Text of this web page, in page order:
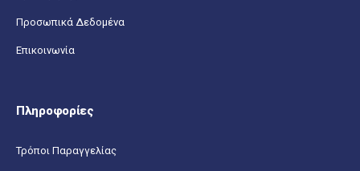
Όροι Χρήσης
Προσωπικά Δεδομένα